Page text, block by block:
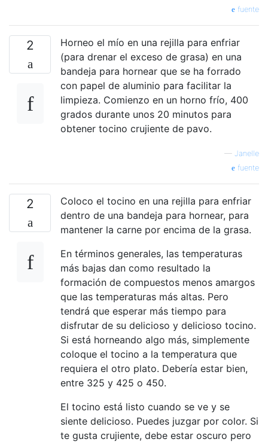
fuente
2
Horneo el mío en una rejilla para enfriar
(para drenar el exceso de grasa) en una
bandeja para hornear que se ha forrado
con papel de aluminio para facilitar la
limpieza. Comienzo en un horno frío, 400
grados durante unos 20 minutos para
obtener tocino crujiente de pavo.
— Janelle
fuente
2
Coloco el tocino en una rejilla para enfriar
dentro de una bandeja para hornear, para
mantener la carne por encima de la grasa.
En términos generales, las temperaturas
más bajas dan como resultado la
formación de compuestos menos amargos
que las temperaturas más altas. Pero
tendrá que esperar más tiempo para
disfrutar de su delicioso y delicioso tocino.
Si está horneando algo más, simplemente
coloque el tocino a la temperatura que
requiera el otro plato. Debería estar bien,
entre 325 y 425 o 450.
El tocino está listo cuando se ve y se
siente delicioso. Puedes juzgar por color. Si
te gusta crujiente, debe estar oscuro pero